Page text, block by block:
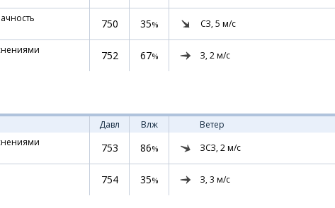
750 35% СЗ, 5 м/с
752 67% З, 2м/с
Давл Влж
Ветер
753 86% ЗСЗ, 2м/с
754 35% З, 3 м/с